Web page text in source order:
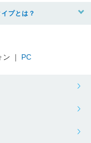
プとは？
｜ PC